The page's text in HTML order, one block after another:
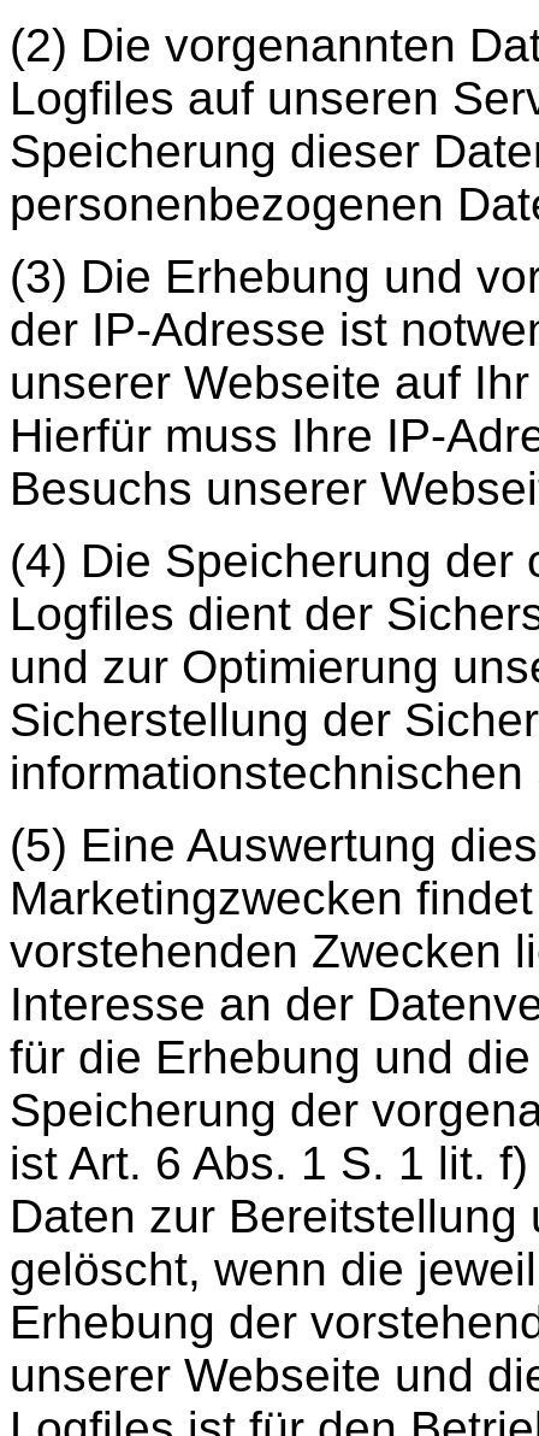
(2) Die vorgenannten
Logfiles auf unseren
Speicherung dieser
personenbezogenen
(3) Die Erhebung und
der IP-Adresse ist
unserer Webseite auf
Hierfür muss Ihre IP-
Besuchs unserer
(4) Die Speicherung der
Logfiles dient der
und zur Optimierung
Sicherstellung der
informationstechnischen
(5) Eine Auswertung
Marketingzwecken
vorstehenden Zwecken
Interesse an der
für die Erhebung und
Speicherung der
ist Art. 6 Abs. 1 S. 1 lit.
Daten zur
gelöscht, wenn die
Erhebung der
unserer Webseite und